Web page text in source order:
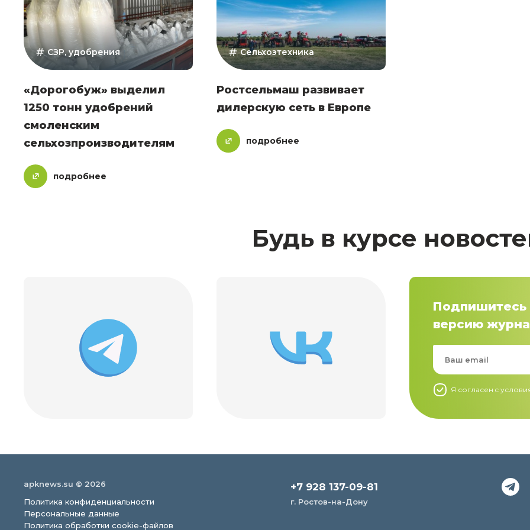
СЗР, удобрения
«Дорогобуж» выделил
1250 тонн удобрений
смоленским
сельхозпроизводителям
подробнее
Сельхозтехника
Ростсельмаш развивает
дилерскую сеть в Европе
подробнее
Будь в курсе
Подпишитесь
версию
Я согласен c
apknews.su © 2026
Политика конфиденциальности
Персональные данные
Политика обработки cookie-файлов
+7 928 137-09-81
г. Ростов-на-Дону